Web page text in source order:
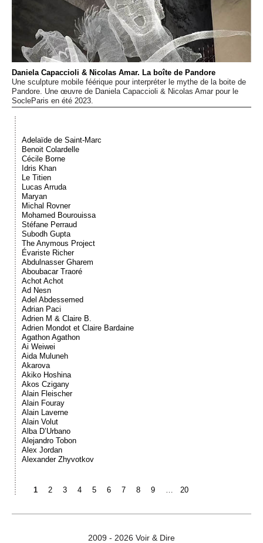
Événements
Sacré
Cousinages
Daniela Capaccioli & Nicolas Amar. La boîte de Pandore
Une sculpture mobile féérique pour interpréter le mythe de la boite de
Pandore. Une œuvre de Daniela Capaccioli & Nicolas Amar pour le
SocleParis en été 2023.
Adelaïde de Saint-Marc
Benoit Colardelle
Cécile Borne
Idris Khan
Le Titien
Lucas Arruda
Maryan
Michal Rovner
Mohamed Bourouissa
Stéfane Perraud
Subodh Gupta
The Anymous Project
Évariste Richer
Abdulnasser Gharem
Aboubacar Traoré
Achot Achot
Ad Nesn
Adel Abdessemed
Adrian Paci
Adrien M & Claire B.
Adrien Mondot et Claire Bardaine
Agathon Agathon
Ai Weiwei
Aida Muluneh
Akarova
Akiko Hoshina
Akos Czigany
Alain Fleischer
Alain Fouray
Alain Laverne
Alain Volut
Alba D’Urbano
Alejandro Tobon
Alex Jordan
Alexander Zhyvotkov
1 2 3 4 5 6 7 8 9 … 20
2009 - 2026 Voir & Dire